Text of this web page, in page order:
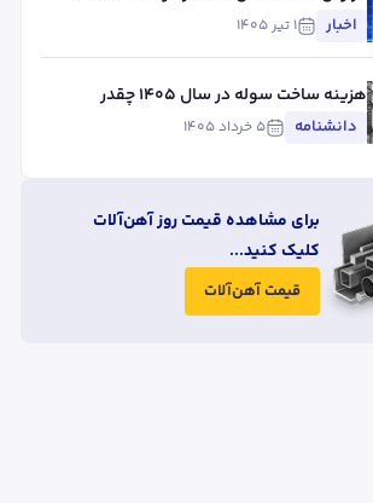
اخبار ۱ تیر ۱۴۰۵
هزینه ساخت سوله در سال ۱۴۰۵ چقدر
است؟
دانشنامه ۵ خرداد ۱۴۰۵
برای مشاهده قیمت روز آهن‌آلات
کلیک کنید...
قیمت آهن‌آلات